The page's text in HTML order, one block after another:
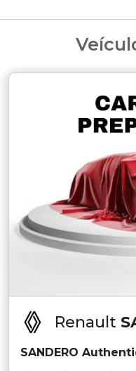
Renault
SANDERO